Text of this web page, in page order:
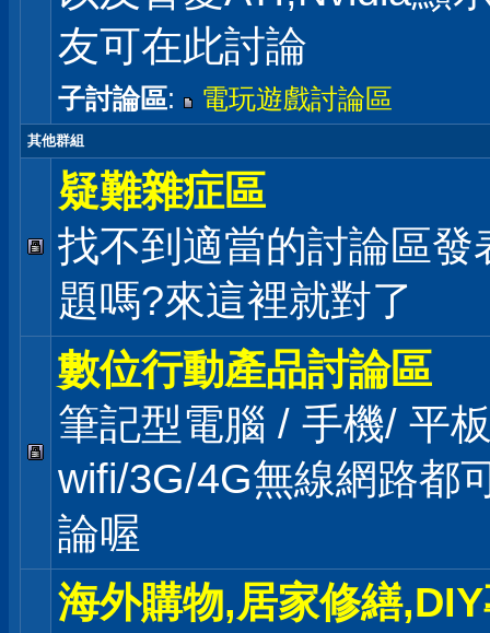
友可在此討論
子討論區: 電玩遊戲討論區
其他群組
疑難雜症區
找不到適當的討論區發
題嗎?來這裡就對了
數位行動產品討論區
筆記型電腦 / 手機/ 平
wifi/3G/4G無線網路都
論喔
海外購物,居家修繕